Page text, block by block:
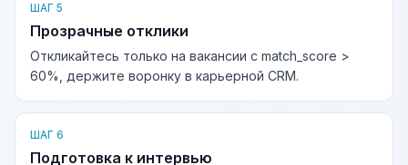
ШАГ 5
Прозрачные отклики
Откликайтесь только на вакансии с match_score >
60%, держите воронку в карьерной CRM.
ШАГ 6
Подготовка к интервью